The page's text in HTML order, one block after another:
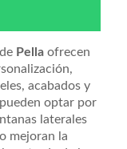
Pella ofrecen
acabados y
optar por
laterales
mejoran la